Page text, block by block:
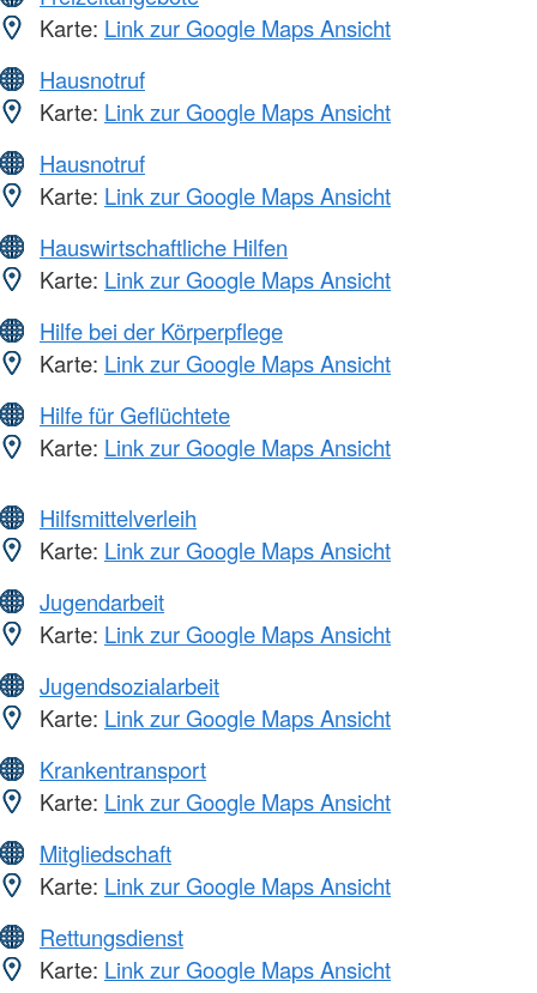
Karte: Link zur Google Maps Ansicht
Hausnotruf
Karte: Link zur Google Maps Ansicht
Hausnotruf
Karte: Link zur Google Maps Ansicht
Hauswirtschaftliche Hilfen
Karte: Link zur Google Maps Ansicht
Hilfe bei der Körperpflege
Karte: Link zur Google Maps Ansicht
Hilfe für Geflüchtete
Karte: Link zur Google Maps Ansicht
Hilfsmittelverleih
Karte: Link zur Google Maps Ansicht
Jugendarbeit
Karte: Link zur Google Maps Ansicht
Jugendsozialarbeit
Karte: Link zur Google Maps Ansicht
Krankentransport
Karte: Link zur Google Maps Ansicht
Mitgliedschaft
Karte: Link zur Google Maps Ansicht
Rettungsdienst
Karte: Link zur Google Maps Ansicht